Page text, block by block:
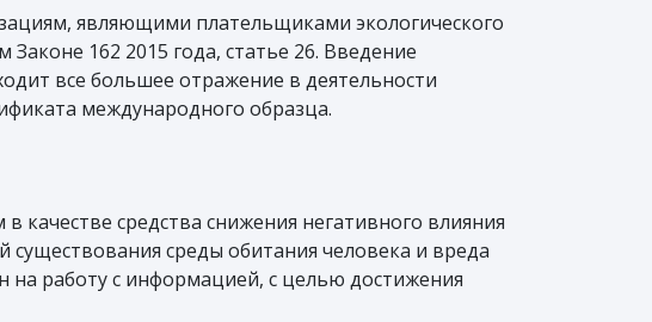
являющими плательщиками экологического
162 2015 года, статье 26. Введение
все большее отражение в деятельности
международного образца.
качестве средства снижения негативного влияния
среды обитания человека и вреда
на работу с информацией, с целью достижения